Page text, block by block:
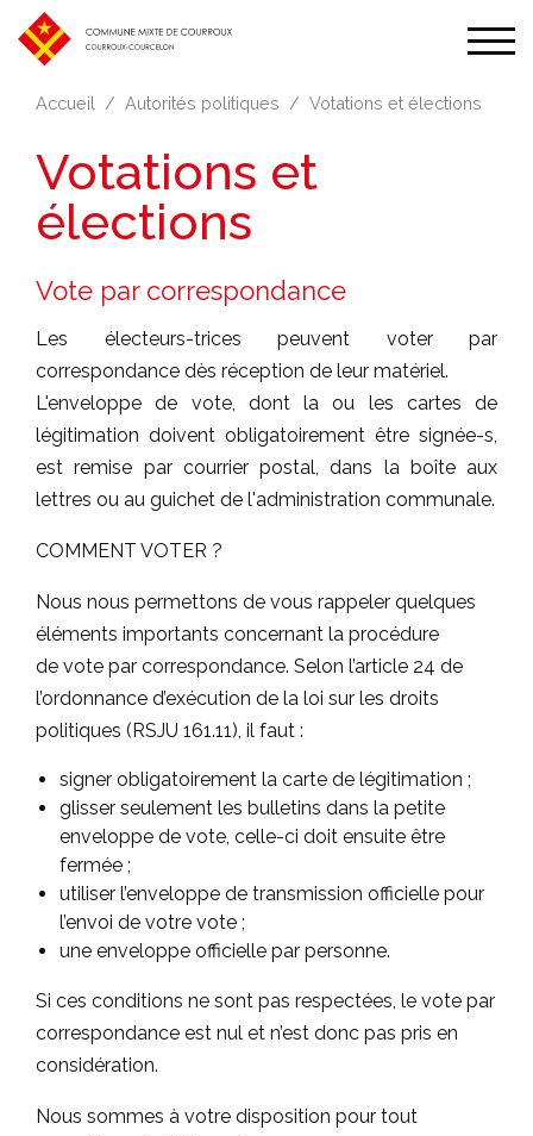
Accueil Autorités politiques Votations et élections
Votations et
élections
Vote par correspondance
Les électeurs-trices peuvent voter par
correspondance dès réception de leur matériel.
L'enveloppe de vote, dont la ou les cartes de
légitimation doivent obligatoirement être signée-s,
est remise par courrier postal, dans la boîte aux
lettres ou au guichet de l'administration communale.
COMMENT VOTER ?
Nous nous permettons de vous rappeler quelques
éléments importants concernant la procédure
de vote par correspondance. Selon l’article 24 de
l’ordonnance d’exécution de la loi sur les droits
politiques (RSJU 161.11), il faut :
signer obligatoirement la carte de légitimation ;
glisser seulement les bulletins dans la petite
enveloppe de vote, celle-ci doit ensuite être
fermée ;
utiliser l’enveloppe de transmission officielle pour
l’envoi de votre vote ;
une enveloppe officielle par personne.
Si ces conditions ne sont pas respectées, le vote par
correspondance est nul et n’est donc pas pris en
considération.
Nous sommes à votre disposition pour tout